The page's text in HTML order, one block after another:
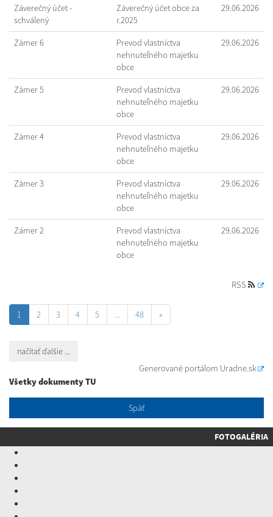
Záverečný účet -
schválený
Záverečný účet obce za
r.2025
29.06.2026
Zámer 6
Prevod vlastníctva
nehnuteľného majetku
obce
29.06.2026
Zámer 5
Prevod vlastníctva
nehnuteľného majetku
obce
29.06.2026
Zámer 4
Prevod vlastníctva
nehnuteľného majetku
obce
29.06.2026
Zámer 3
Prevod vlastníctva
nehnuteľného majetku
obce
29.06.2026
Zámer 2
Prevod vlastníctva
nehnuteľného majetku
obce
29.06.2026
RSS
1 2 3 4 5 ... 48 »
načítať ďalšie ...
Generované portálom Uradne.sk
Všetky dokumenty TU
Späť
FOTOGALÉRIA